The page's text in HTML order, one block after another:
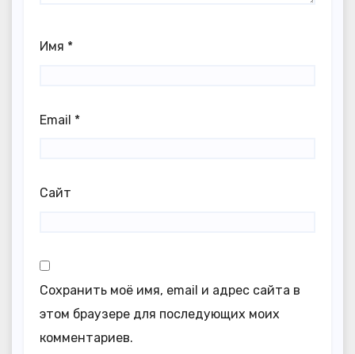
Имя *
Email *
Сайт
Сохранить моё имя, email и адрес сайта в
этом браузере для последующих моих
комментариев.